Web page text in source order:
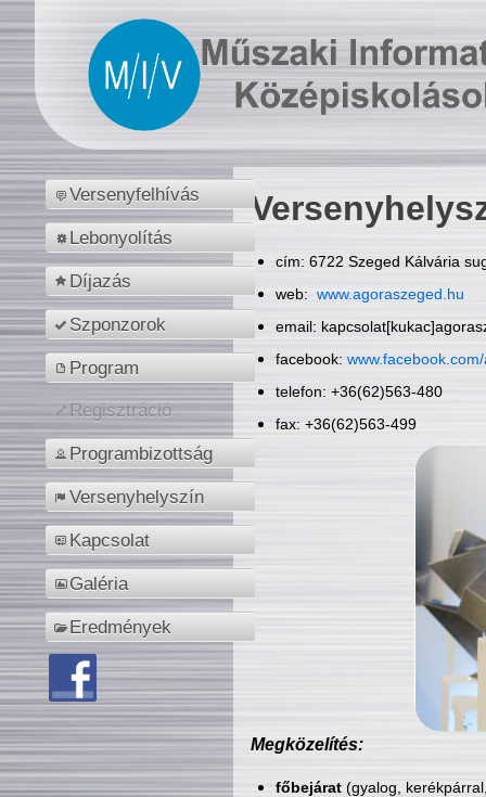
Versenyfelhívás
Lebonyolítás
Díjazás
Szponzorok
Program
Regisztráció
Programbizottság
Versenyhelyszín
Kapcsolat
Galéria
Eredmények
cím: 6722 Szeged Kálvária
web: www.agoraszeged.hu
email:
facebook:
telefon: +36(62)563-480
fax: +36(62)563-499
Megközelítés:
főbejárat(gyalog,